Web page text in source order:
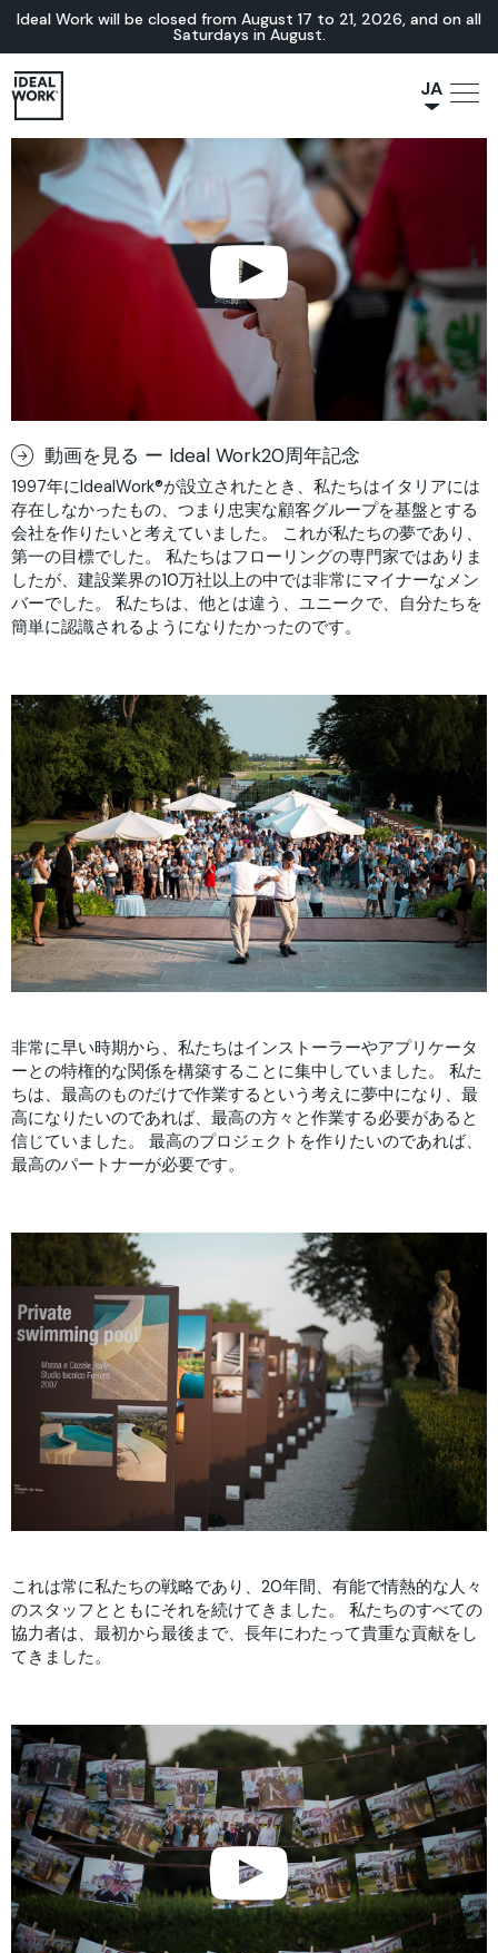
Ideal Work will be closed from August 17 to 21, 2026, and on all
Saturdays in August.
JA
EN
DE
動画を見る ー Ideal Work20周年記念
1997年にIdealWork®が設立されたとき、私たちはイタリアには
存在しなかったもの、つまり忠実な顧客グループを基盤とする
会社を作りたいと考えていました。 これが私たちの夢であり、
第一の目標でした。 私たちはフローリングの専門家ではありま
したが、建設業界の10万社以上の中では非常にマイナーなメン
バーでした。 私たちは、他とは違う、ユニークで、自分たちを
簡単に認識されるようになりたかったのです。
非常に早い時期から、私たちはインストーラーやアプリケータ
ーとの特権的な関係を構築することに集中していました。 私た
ちは、最高のものだけで作業するという考えに夢中になり、最
高になりたいのであれば、最高の方々と作業する必要があると
信じていました。 最高のプロジェクトを作りたいのであれば、
最高のパートナーが必要です。
これは常に私たちの戦略であり、20年間、有能で情熱的な人々
のスタッフとともにそれを続けてきました。 私たちのすべての
協力者は、最初から最後まで、長年にわたって貴重な貢献をし
てきました。